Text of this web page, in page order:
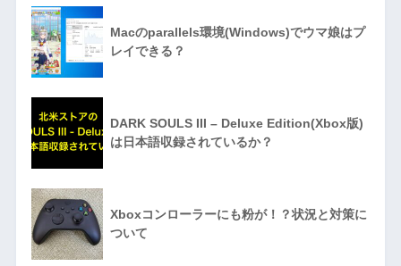
Macのparallels環境(Windows)でウマ娘はプ
レイできる？
DARK SOULS III – Deluxe Edition(Xbox版)
は日本語収録されているか？
Xboxコンローラーにも粉が！？状況と対策に
ついて